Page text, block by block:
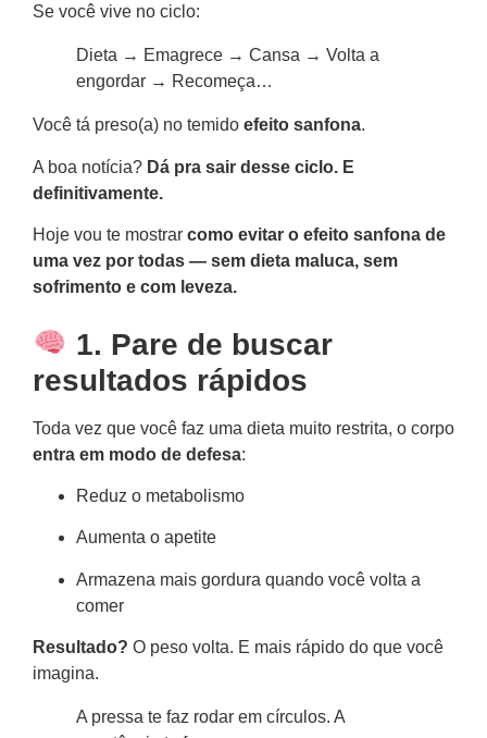
Se você vive no ciclo:
Dieta → Emagrece → Cansa → Volta a
engordar → Recomeça…
Você tá preso(a) no temido efeito sanfona.
A boa notícia? Dá pra sair desse ciclo. E
definitivamente.
Hoje vou te mostrar como evitar o efeito sanfona de
uma vez por todas — sem dieta maluca, sem
sofrimento e com leveza.
1. Pare de buscar
resultados rápidos
Toda vez que você faz uma dieta muito restrita, o corpo
entra em modo de defesa:
Reduz o metabolismo
Aumenta o apetite
Armazena mais gordura quando você volta a
comer
Resultado? O peso volta. E mais rápido do que você
imagina.
A pressa te faz rodar em círculos. A